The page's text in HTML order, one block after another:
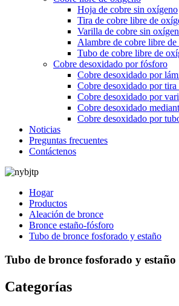
Hoja de cobre sin oxígeno
Tira de cobre libre de
Varilla de cobre sin
Alambre de cobre libre
Tubo de cobre libre de
Cobre desoxidado por fósforo
Cobre desoxidado por
Cobre desoxidado por
Cobre desoxidado por
Cobre desoxidado
Cobre desoxidado por
Noticias
Preguntas frecuentes
Contáctenos
Hogar
Productos
Aleación de bronce
Bronce estaño-fósforo
Tubo de bronce fosforado y estaño
Tubo de bronce fosforado y estaño
Categorías